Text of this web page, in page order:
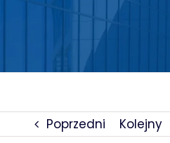
Poprzedni Kolejny